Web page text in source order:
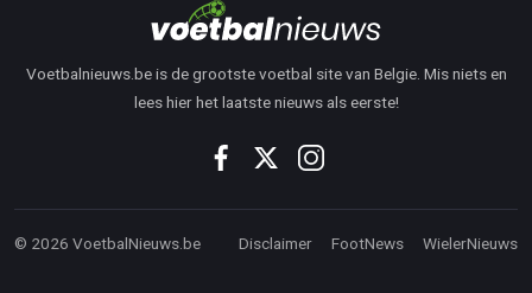
Voetbalnieuws.be is de grootste voetbal site van Belgie. Mis niets en
lees hier het laatste nieuws als eerste!
© 2026 VoetbalNieuws.be Disclaimer FootNews WielerNieuws